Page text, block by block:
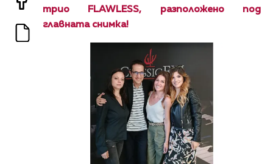
трио FLAWLESS, разположено под
главната снимка!